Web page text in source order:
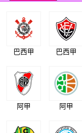
巴西甲 巴西甲
阿甲 阿甲